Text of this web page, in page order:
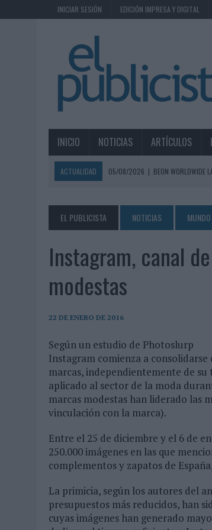
INICIAR SESIÓN EDICIÓN IMPRESA Y DIGITAL
INICIO NOTICIAS ARTÍCULOS
ACTUALIDAD 05/08/2026 | BEON WORLDWIDE
05/08/2026 | LOPESAN HOTELS & RESORTS
05/08/2026
LUIS ARQUILLOS (BURGO DE
MONEDA”
04/08/2026 |
‘EL PARAÍSO MÁS CERCA’, DE
04/08/2026 | CAPAZ, LA CERVEZA QUE
04/08/2026
BABARIA Y MAXIBON SON ‘EL MATCH
04/08/2026 | AUDIBLE REIVINDICA EL PODER
03/08/2026 | ‘VUELVE EL FÚTBOL. VUELVE A
03/08/2026 | EL REAL BETIS INVITA A LOS
03/08/2026 | KFC CONVIERTE LOS UBER EN UN
BACK MARKET PONE A LA MADRE DE
03/08/2026 | PRESENTADO EL JURADO DE LOS
31/07/2026 | ‘FROZEN DUNKIN’ X CALIPPO®’,
EL PUBLICISTA NOTICIAS
Instagram, canal
modestas
22 DE ENERO DE 2016
Según un estudio de Photoslurp
Instagram comienza a
marcas, independientemente de
aplicado al sector de la moda
marcas modestas han liderado las
vinculación con la marca).
Entre el 25 de diciembre y el 6 de
250.000 imágenes en las que
complementos y zapatos de
La primicia, según los autores del
presupuestos más reducidos, han
cuyas imágenes han generado